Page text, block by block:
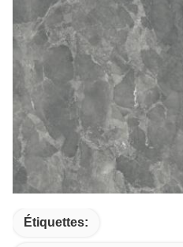
Étiquettes: